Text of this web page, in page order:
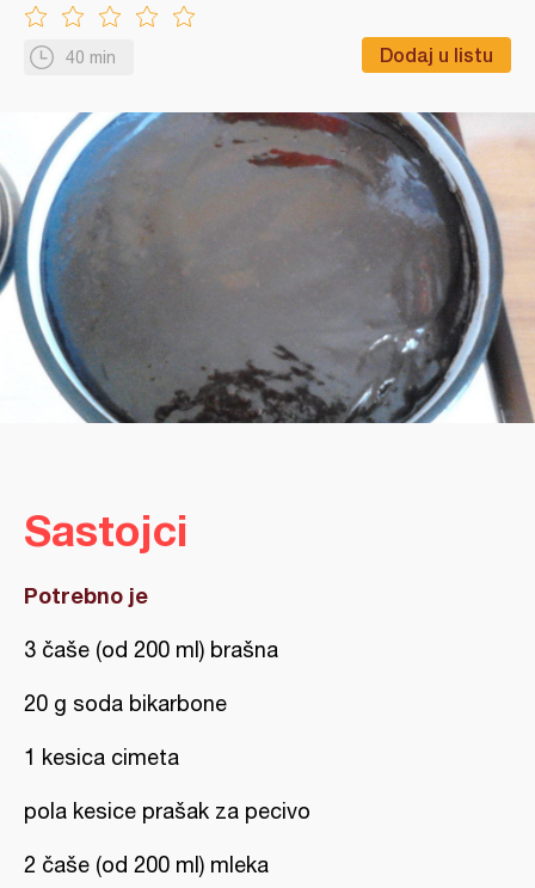
40 min Dodaj u listu
Sastojci
Potrebno je
3 čaše (od 200 ml) brašna
20 g soda bikarbone
1 kesica cimeta
pola kesice prašak za pecivo
2 čaše (od 200 ml) mleka